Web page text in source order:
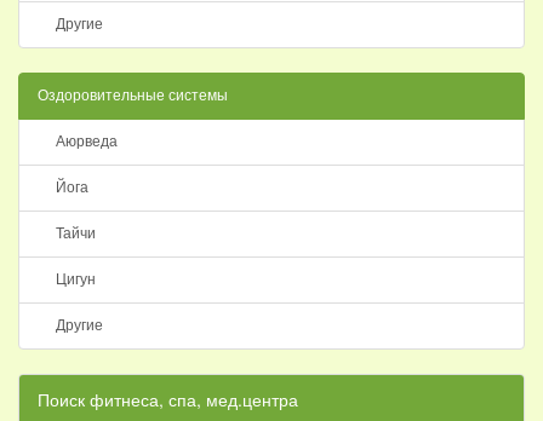
Другие
Оздоровительные системы
Аюрведа
Йога
Тайчи
Цигун
Другие
Поиск фитнеса, спа, мед.центра